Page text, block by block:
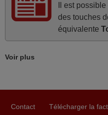
deja traitée et expédiée Je
attend la réception Encore
Il est
des touches
équivalente
Voir plus
Contact Télécharger la